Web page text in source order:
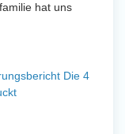
hat uns
Die 4